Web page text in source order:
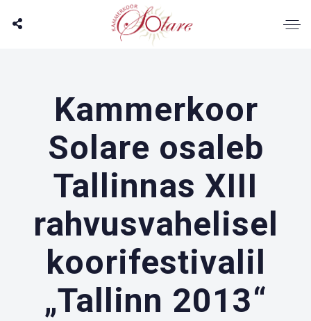
Kammerkoor
Solare osaleb
Tallinnas XIII
rahvusvahelisel
koorifestivalil
„Tallinn 2013“